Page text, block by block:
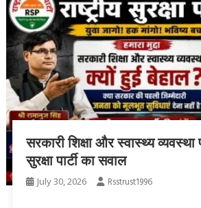
सरकारी शिक्षा और स्वास्थ्य व्यवस्था
सुरक्षा पार्टी का सवाल
July 30, 2026 Rsstrust1996